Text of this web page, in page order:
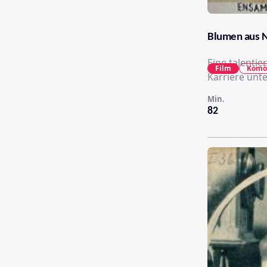
Blumen aus
Eine
Karriere
82
Min.
Film